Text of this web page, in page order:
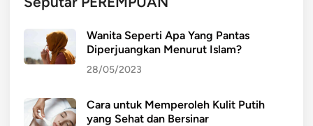
Wanita Seperti Apa Yang Pantas
Diperjuangkan Menurut Islam?
28/05/2023
Cara untuk Memperoleh Kulit Putih
yang Sehat dan Bersinar